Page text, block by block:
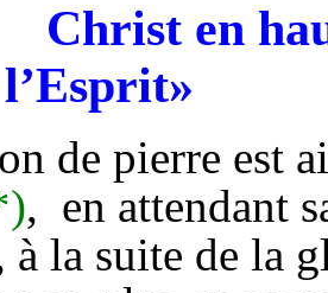
Christ en
de pierre est
, en attendant
à la suite de la